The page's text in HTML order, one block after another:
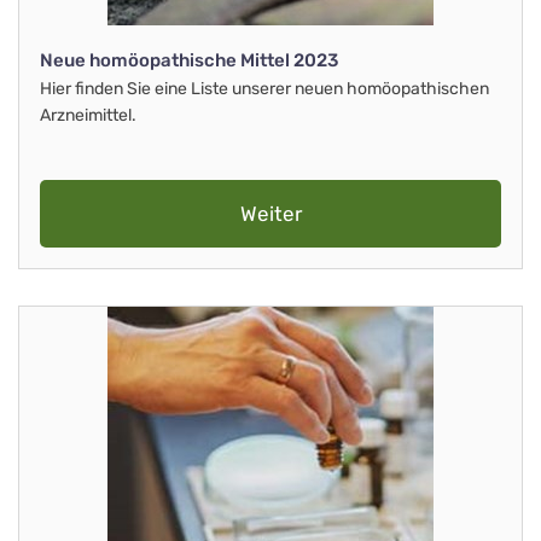
Neue homöopathische Mittel 2023
Hier finden Sie eine Liste unserer neuen homöopathischen
Arzneimittel.
Weiter